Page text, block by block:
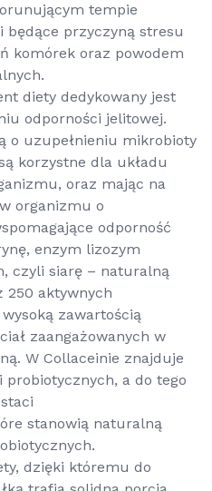
tempie
przyczyną stresu
komórek oraz powodem
diety dedykowany jest
odporności jelitowej.
o uzupełnieniu mikrobioty
korzystne dla układu
oraz mając na
organizmu o
odporność
enzym lizozym
czyli siarę – naturalną
250 aktywnych
zawartością
zaangażowanych w
W Collaceinie znajduje
a do tego
stanowią naturalną
dzięki któremu do